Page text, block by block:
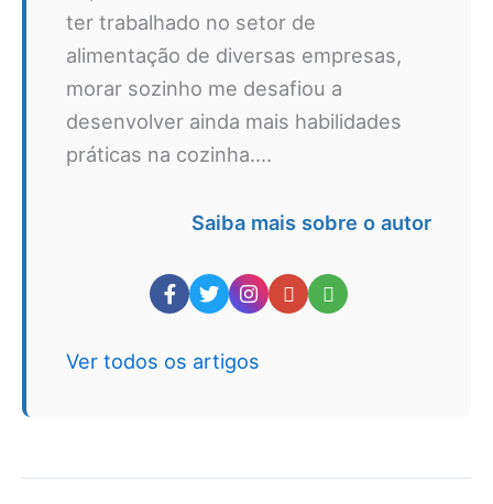
ter trabalhado no setor de
alimentação de diversas empresas,
morar sozinho me desafiou a
desenvolver ainda mais habilidades
práticas na cozinha....
Saiba mais sobre o autor
Ver todos os artigos